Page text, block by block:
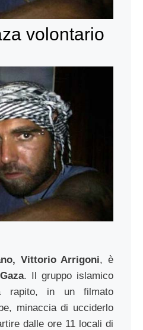
volontario
Vittorio Arrigoni, è
Gaza. Il gruppo islamico
rapito, in un filmato
minaccia di ucciderlo
dalle ore 11 locali di